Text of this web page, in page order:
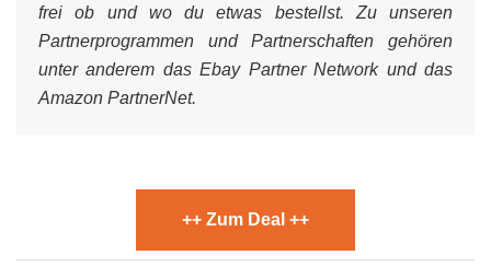
frei ob und wo du etwas bestellst. Zu unseren
Partnerprogrammen und Partnerschaften gehören
unter anderem das Ebay Partner Network und das
Amazon PartnerNet.
++ Zum Deal ++